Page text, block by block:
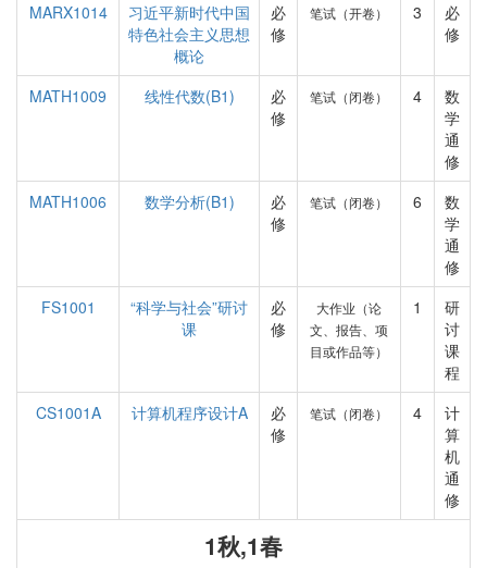
MARX1014
习近平新时代中国
特色社会主义思想
概论
必
修
笔试（开卷） 3
必
修
MATH1009 线性代数(B1)
必
修
笔试（闭卷） 4
数
学
通
修
MATH1006
数学分析(B1)
必
修
笔试（闭卷） 6
数
学
通
修
FS1001
“科学与社会”研讨
课
必
修
大作业（论
文、报告、项
目或作品等）
1
研
讨
课
程
CS1001A
计算机程序设计A
必
修
笔试（闭卷） 4
计
算
机
通
修
1秋,1春